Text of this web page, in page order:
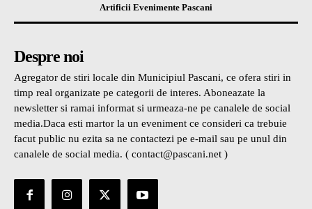
Artificii Evenimente Pascani
Despre noi
Agregator de stiri locale din Municipiul Pascani, ce ofera stiri in
timp real organizate pe categorii de interes. Aboneazate la
newsletter si ramai informat si urmeaza-ne pe canalele de social
media.Daca esti martor la un eveniment ce consideri ca trebuie
facut public nu ezita sa ne contactezi pe e-mail sau pe unul din
canalele de social media. ( contact@pascani.net )